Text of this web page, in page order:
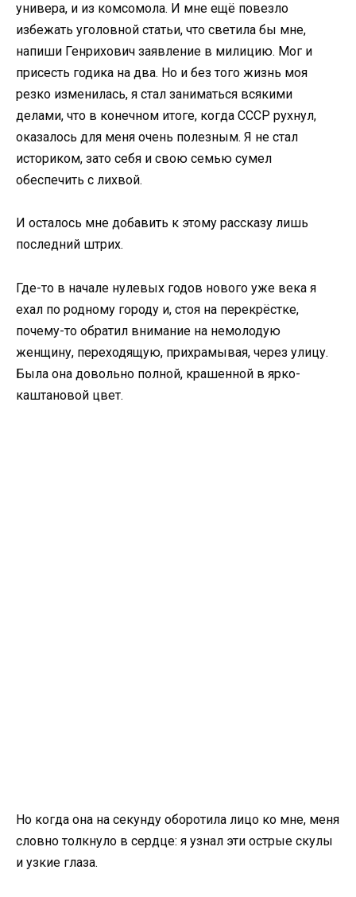
универа, и из комсомола. И мне ещё повезло
избежать уголовной статьи, что светила бы мне,
напиши Генрихович заявление в милицию. Мог и
присесть годика на два. Но и без того жизнь моя
резко изменилась, я стал заниматься всякими
делами, что в конечном итоге, когда СССР рухнул,
оказалось для меня очень полезным. Я не стал
историком, зато себя и свою семью сумел
обеспечить с лихвой.
И осталось мне добавить к этому рассказу лишь
последний штрих.
Где-то в начале нулевых годов нового уже века я
ехал по родному городу и, стоя на перекрёстке,
почему-то обратил внимание на немолодую
женщину, переходящую, прихрамывая, через улицу.
Была она довольно полной, крашенной в ярко-
каштановой цвет.
Но когда она на секунду оборотила лицо ко мне, меня
словно толкнуло в сердце: я узнал эти острые скулы
и узкие глаза.